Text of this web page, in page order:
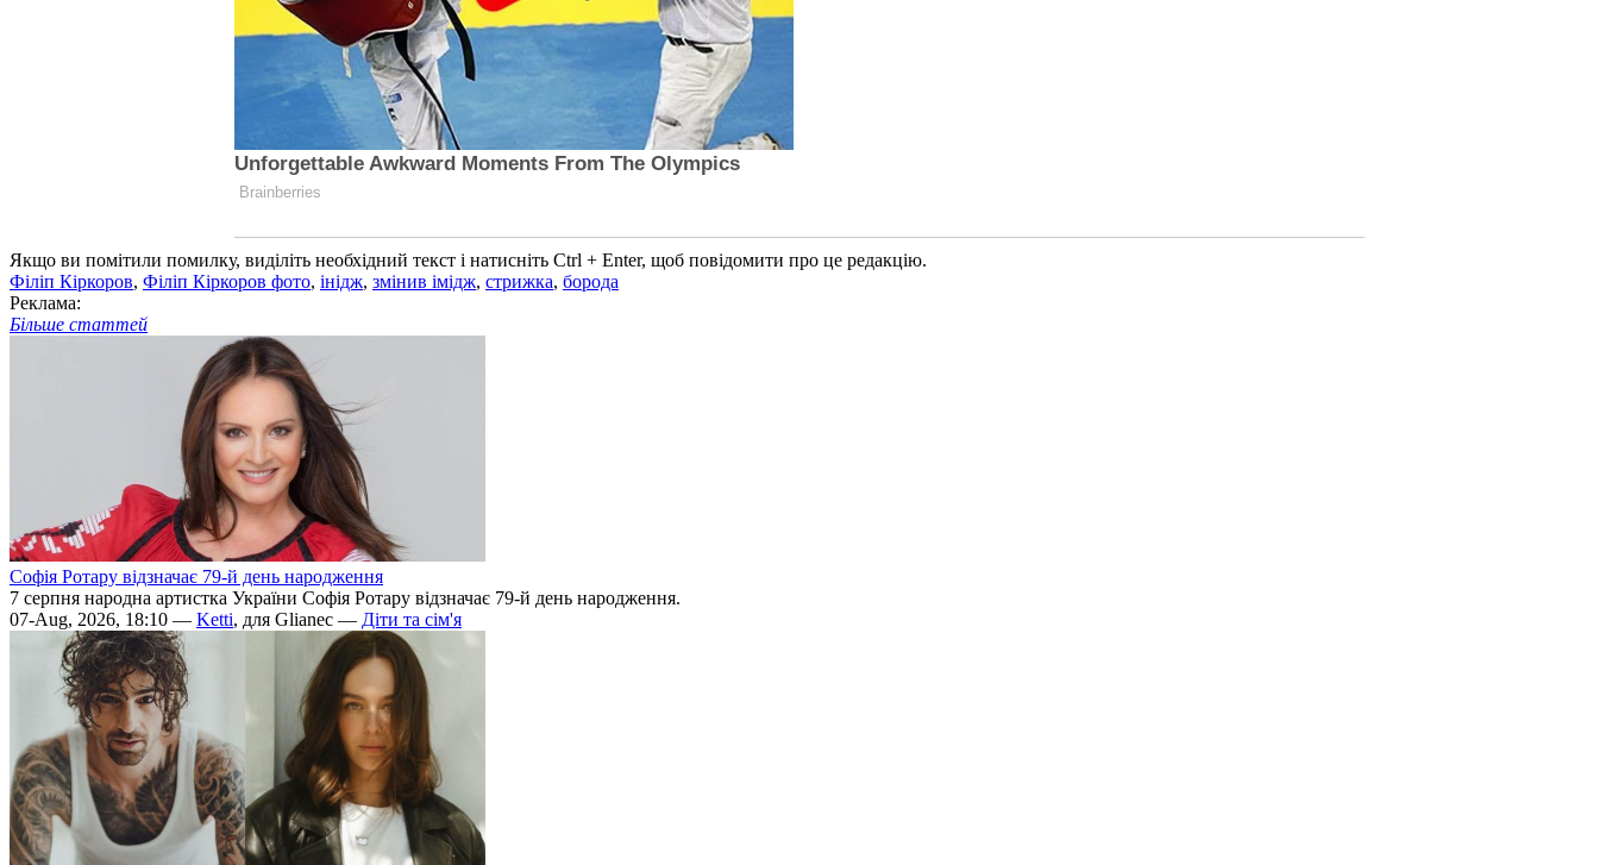
Якщо ви помітили помилку, виділіть необхідний текст і натисніть Ctrl + Enter, щоб повідомити про це редакцію.
Філіп Кіркоров, Філіп Кіркоров фото, інідж, змінив імідж, стрижка, борода
Реклама:
Більше статтей
Софія Ротару відзначає 79-й день народження
7 серпня народна артистка України Софія Ротару відзначає 79-й день народження.
07-Aug, 2026, 18:10 — Ketti, для Glianec — Діти та сім'я